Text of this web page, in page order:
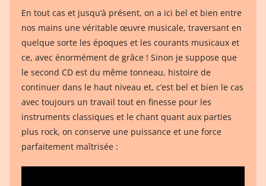
En tout cas et jusqu’à présent, on a ici bel et bien entre
nos mains une véritable œuvre musicale, traversant en
quelque sorte les époques et les courants musicaux et
ce, avec énormément de grâce ! Sinon je suppose que
le second CD est du même tonneau, histoire de
continuer dans le haut niveau et, c’est bel et bien le cas
avec toujours un travail tout en finesse pour les
instruments classiques et le chant quant aux parties
plus rock, on conserve une puissance et une force
parfaitement maîtrisée :